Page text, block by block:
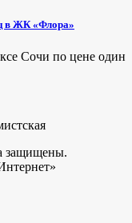
в ЖК «Флора»
Сочи по цене один
защищены.